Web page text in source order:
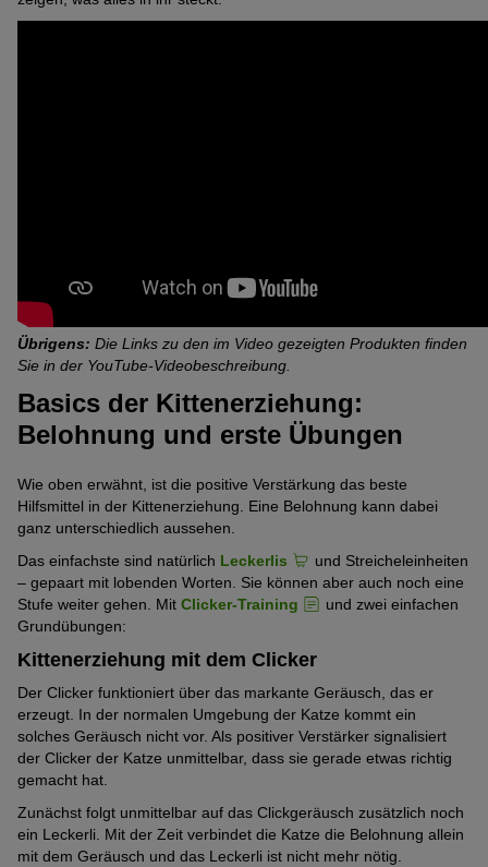
Übrigens: Die Links zu den im Video gezeigten Produkten finden
Sie in der YouTube-Videobeschreibung.
Basics der Kittenerziehung:
Belohnung und erste Übungen
Wie oben erwähnt, ist die positive Verstärkung das beste
Hilfsmittel in der Kittenerziehung. Eine Belohnung kann dabei
ganz unterschiedlich aussehen.
Das einfachste sind natürlich Leckerlis
und Streicheleinheiten
– gepaart mit lobenden Worten. Sie können aber auch noch eine
Stufe weiter gehen. Mit Clicker-Training
und zwei einfachen
Grundübungen:
Kittenerziehung mit dem Clicker
Der Clicker funktioniert über das markante Geräusch, das er
erzeugt. In der normalen Umgebung der Katze kommt ein
solches Geräusch nicht vor. Als positiver Verstärker signalisiert
der Clicker der Katze unmittelbar, dass sie gerade etwas richtig
gemacht hat.
Zunächst folgt unmittelbar auf das Clickgeräusch zusätzlich noch
ein Leckerli. Mit der Zeit verbindet die Katze die Belohnung allein
mit dem Geräusch und das Leckerli ist nicht mehr nötig.